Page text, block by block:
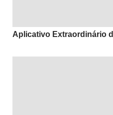
Aplicativo Extraordinário